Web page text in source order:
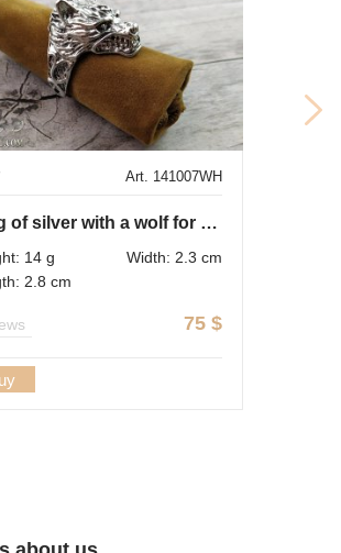
Art. 141007WH
Ring of silver with a wolf for men
14 g
Width: 2.3 cm
2.8 cm
75 $